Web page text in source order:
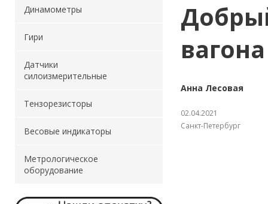
Анна Лесовая
02.04.2021
Санкт-Петербург
Динамометры
Гири
Датчики
силоизмерительные
Тензорезисторы
Весовые индикаторы
Метрологическое
оборудование